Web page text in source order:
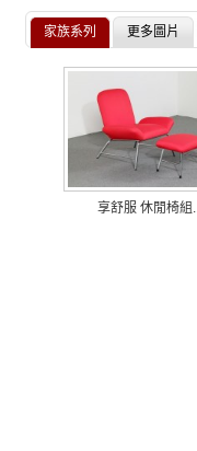
家族系列 更多圖片
享舒服 休閒椅組...